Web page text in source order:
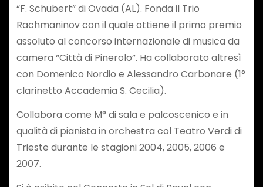
“F. Schubert” di Ovada (AL). Fonda il Trio
Rachmaninov con il quale ottiene il primo premio
assoluto al concorso internazionale di musica da
camera “Città di Pinerolo”. Ha collaborato altresì
con Domenico Nordio e Alessandro Carbonare (1°
clarinetto Accademia S. Cecilia).
Collabora come M° di sala e palcoscenico e in
qualità di pianista in orchestra col Teatro Verdi di
Trieste durante le stagioni 2004, 2005, 2006 e
2007.